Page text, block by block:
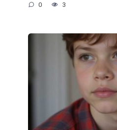
0 3